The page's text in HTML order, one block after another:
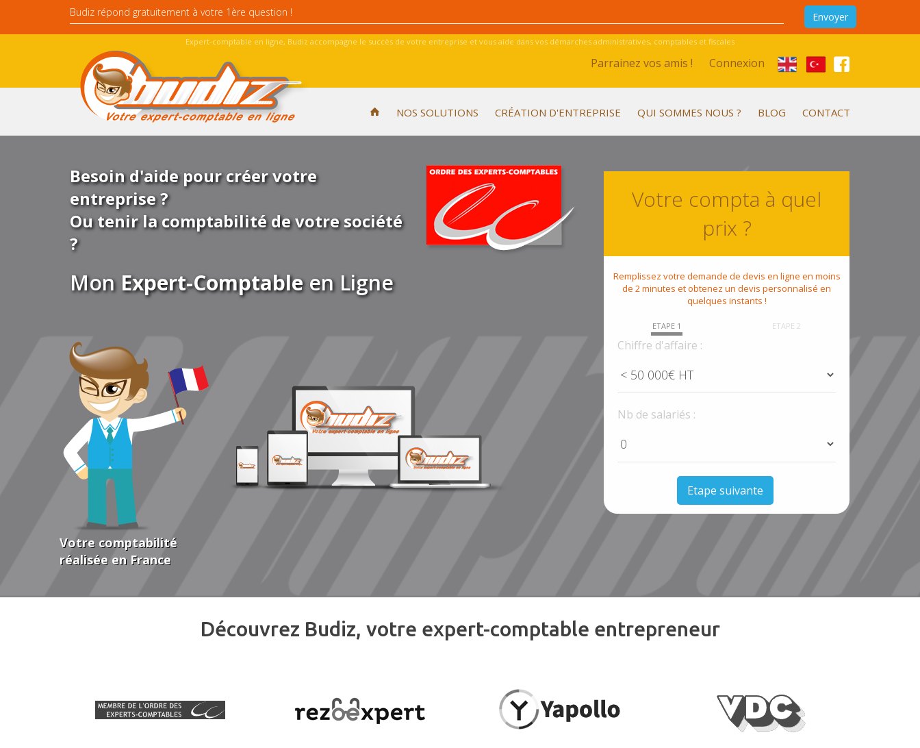
Expert-comptable en ligne, Budiz accompagne le succès de votre entreprise et vous aide dans vos démarches administratives, comptables et fiscales
Parrainez vos amis ! Connexion
NOS SOLUTIONS CRÉATION D'ENTREPRISE QUI SOMMES NOUS ? BLOG CONTACT
Besoin d'aide pour créer votre
entreprise ?
Ou tenir la comptabilité de votre société
?
Mon Expert-Comptableen Ligne
Votre comptabilité
réalisée en France
Votre compta à quel
prix ?
Remplissez votre demande de devis en ligne en moins
de 2 minutes et obtenez un devis personnalisé en
quelques instants !
ETAPE 1 ETAPE 2
Chiffre d'affaire :
Nb de salariés :
Etape suivante
Découvrez Budiz, votre expert-comptable entrepreneur